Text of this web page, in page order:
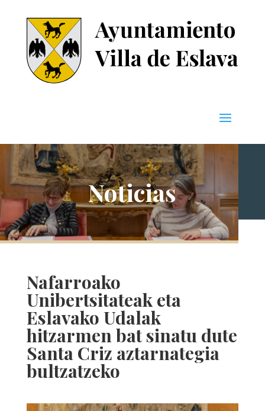
Noticias
Nafarroako
Unibertsitateak eta
Eslavako Udalak
hitzarmen bat sinatu dute
Santa Criz aztarnategia
bultzatzeko